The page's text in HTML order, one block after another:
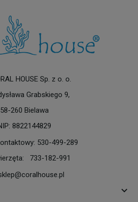
HOUSE Sp. z o. o.
Grabskiego 9,
58-260 Bielawa
8822144829
530-499-289
733-182-991
keyboard_arrow_down